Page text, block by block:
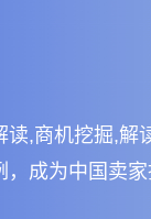
,商机挖掘,解
成为中国卖家